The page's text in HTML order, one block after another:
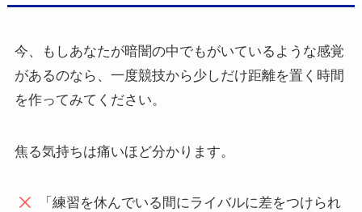
今、もしあなたが暗闇の中でもがいているような感覚
があるのなら、一度競技から少しだけ距離を置く時間
を作ってみてください。
焦る気持ちは痛いほど分かります。
「練習を休んでいる間にライバルに差をつけられ